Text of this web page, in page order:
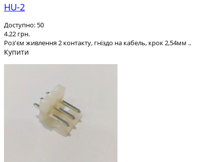
HU-2
Доступно: 50
4.22 грн.
Роз'єм живлення 2 контакту, гніздо на кабель, крок 2,54мм ..
Купити